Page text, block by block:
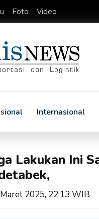
Foto Video
Internasional
Lakukan Ini
2025, 22:13 WIB